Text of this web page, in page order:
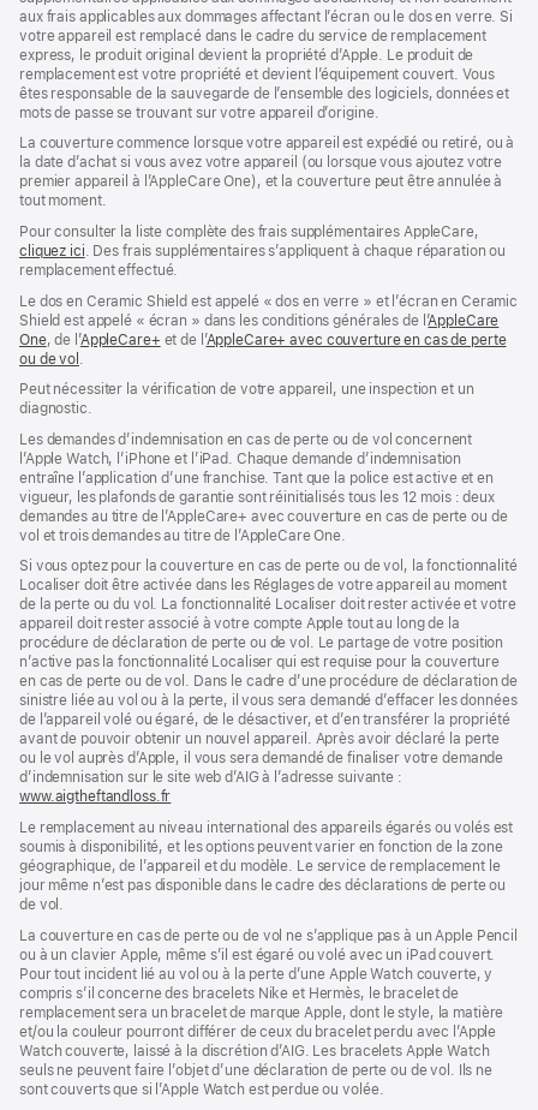
aux frais applicables aux dommages affectant l’écran ou le dos en verre. Si
votre appareil est remplacé dans le cadre du service de remplacement
express, le produit original devient la propriété d’Apple. Le produit de
remplacement est votre propriété et devient l’équipement couvert. Vous
êtes responsable de la sauvegarde de l’ensemble des logiciels, données et
mots de passe se trouvant sur votre appareil d’origine.
La couverture commence lorsque votre appareil est expédié ou retiré, ou à
la date d’achat si vous avez votre appareil (ou lorsque vous ajoutez votre
premier appareil à l’AppleCare One), et la couverture peut être annulée à
tout moment.
Pour consulter la liste complète des frais supplémentaires AppleCare,
cliquez ici(s’ouvre
dans
nouvelle
fenêtre)
. Des frais supplémentaires s’appliquent à chaque réparation ou
remplacement effectué.
Le dos en Ceramic Shield est appelé « dos en verre » et l’écran en Ceramic
Shield est appelé « écran » dans les conditions générales de l’AppleCare
One(s’ouvre
dans
nouvelle
fenêtre)
, de l’AppleCare+ (s’ouvre
nouvelle
et de l’AppleCare+ avec couverture en cas de perte
ou de vol
une
nouvelle
fenêtre)
Peut nécessiter la vérification de votre appareil, une inspection et un
diagnostic.
Les demandes d’indemnisation en cas de perte ou de vol concernent
l’Apple Watch, l’iPhone et l’iPad. Chaque demande d’indemnisation
entraîne l’application d’une franchise. Tant que la police est active et en
vigueur, les plafonds de garantie sont réinitialisés tous les 12 mois : deux
demandes au titre de l’AppleCare+ avec couverture en cas de perte ou de
vol et trois demandes au titre de l’AppleCare One.
Si vous optez pour la couverture en cas de perte ou de vol, la fonctionnalité
Localiser doit être activée dans les Réglages de votre appareil au moment
de la perte ou du vol. La fonctionnalité Localiser doit rester activée et votre
appareil doit rester associé à votre compte Apple tout au long de la
procédure de déclaration de perte ou de vol. Le partage de votre position
n’active pas la fonctionnalité Localiser qui est requise pour la couverture
en cas de perte ou de vol. Dans le cadre d’une procédure de déclaration de
sinistre liée au vol ou à la perte, il vous sera demandé d’effacer les données
de l’appareil volé ou égaré, de le désactiver, et d’en transférer la propriété
avant de pouvoir obtenir un nouvel appareil. Après avoir déclaré la perte
ou le vol auprès d’Apple, il vous sera demandé de finaliser votre demande
d’indemnisation sur le site web d’AIG à l’adresse suivante :
www.aigtheftandloss.fr
une
nouvelle
fenêtre)
Le remplacement au niveau international des appareils égarés ou volés est
soumis à disponibilité, et les options peuvent varier en fonction de la zone
géographique, de l’appareil et du modèle. Le service de remplacement le
jour même n’est pas disponible dans le cadre des déclarations de perte ou
de vol.
La couverture en cas de perte ou de vol ne s’applique pas à un Apple Pencil
ou à un clavier Apple, même s’il est égaré ou volé avec un iPad couvert.
Pour tout incident lié au vol ou à la perte d’une Apple Watch couverte, y
compris s’il concerne des bracelets Nike et Hermès, le bracelet de
remplacement sera un bracelet de marque Apple, dont le style, la matière
et/ou la couleur pourront différer de ceux du bracelet perdu avec l’Apple
Watch couverte, laissé à la discrétion d’AIG. Les bracelets Apple Watch
seuls ne peuvent faire l’objet d’une déclaration de perte ou de vol. Ils ne
sont couverts que si l’Apple Watch est perdue ou volée.